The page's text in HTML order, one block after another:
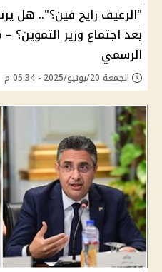
"الرغيف رايح فين؟".. هل
بعد اجتماع وزير التموين؟
الرسمي
الجمعة 20/يونيو/2025 - 05:34 م